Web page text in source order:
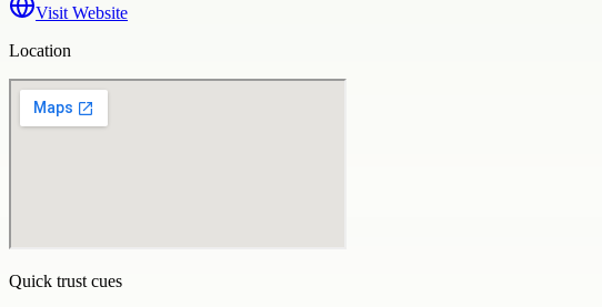
Visit Website
Location
Quick trust cues